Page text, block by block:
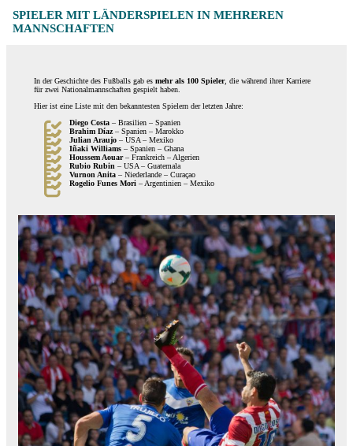
SPIELER MIT LÄNDERSPIELEN IN MEHREREN
MANNSCHAFTEN
In der Geschichte des Fußballs gab es mehr als 100 Spieler, die während ihrer Karriere
für zwei Nationalmannschaften gespielt haben.
Hier ist eine Liste mit den bekanntesten Spielern der letzten Jahre:
Diego Costa – Brasilien – Spanien
Brahim Díaz– Spanien – Marokko
Julian Araujo – USA – Mexiko
Iñaki Williams – Spanien – Ghana
Houssem Aouar– Frankreich – Algerien
Rubio Rubin – USA – Guatemala
Vurnon Anita – Niederlande – Curaçao
Rogelio Funes Mori – Argentinien – Mexiko